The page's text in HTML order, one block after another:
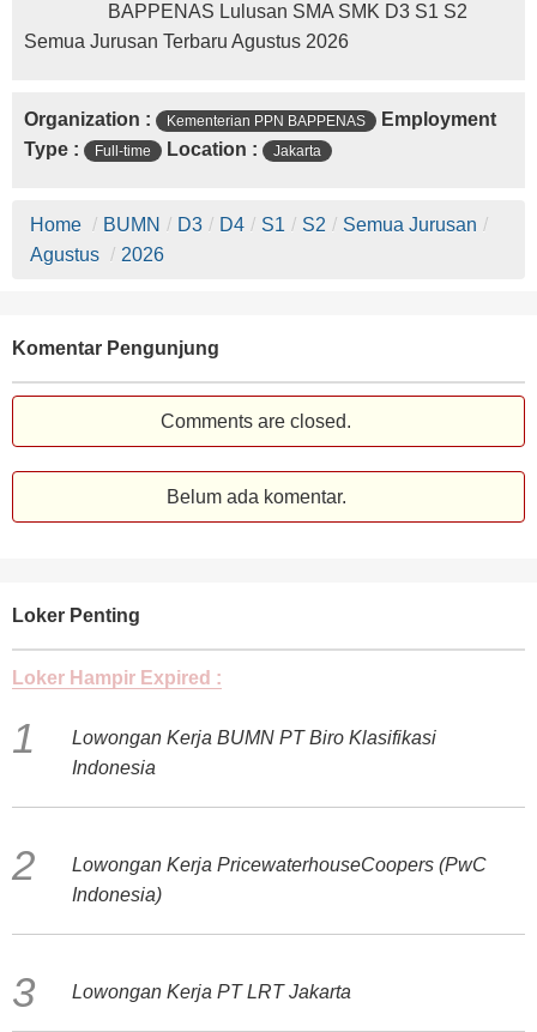
BAPPENAS Lulusan SMA SMK D3 S1 S2
Semua Jurusan Terbaru Agustus 2026
Organization : Kementerian PPN BAPPENAS
Employment
Type :
Full-time Location : Jakarta
Home / BUMN / D3 / D4 / S1 / S2 / Semua Jurusan /
Agustus / 2026
Komentar Pengunjung
Comments are closed.
Belum ada komentar.
Loker Penting
Loker Hampir Expired :
Lowongan Kerja BUMN PT Biro Klasifikasi
Indonesia
Lowongan Kerja PricewaterhouseCoopers (PwC
Indonesia)
Lowongan Kerja PT LRT Jakarta